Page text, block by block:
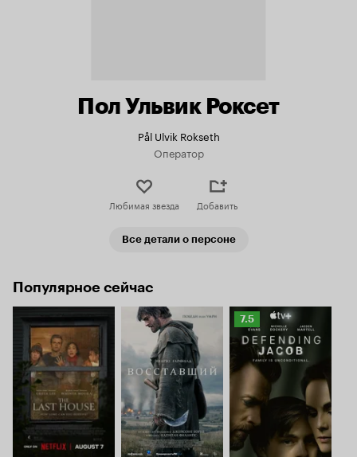
Пол Ульвик Роксет
Pål Ulvik Rokseth
Оператор
Любимая звезда Добавить
Все детали о персоне
Популярное сейчас
Рейтинг
Кинопоиска
7.5